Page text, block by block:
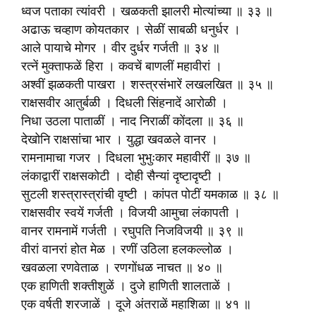
ध्वज पताका त्यांवरी । खळकती झालरी मोत्यांच्या ॥ ३३ ॥
अढाऊ चव्हाण कोयतकार । सेळीं साबळी धनुर्धर ।
आले पायाचे मोगर । वीर दुर्धर गर्जती ॥ ३४ ॥
रत्‍नें मुक्ताफळें हिरा । कवचें बाणलीं महावीरां ।
अश्वीं झळकती पाखरा । शस्त्रसंभारें लखलखित ॥ ३५ ॥
राक्षसवीर आतुर्बळी । दिधली सिंहनादें आरोळी ।
निधा उठला पाताळीं । नाद निराळीं कोंदला ॥ ३६ ॥
देखोनि राक्षसांचा भार । युद्धा खवळले वानर ।
रामनामाचा गजर । दिधला भुभुःकार महावीरीं ॥ ३७ ॥
लंकाद्वारीं राक्षसकोटी । दोही सैन्यां दृष्टादृष्टी ।
सुटली शस्त्रास्त्रांची वृष्टी । कांपत पोटीं यमकाळ ॥ ३८ ॥
राक्षसवीर स्वयें गर्जती । विजयी आमुचा लंकापती ।
वानर रामनामें गर्जती । रघुपति निजविजयी ॥ ३९ ॥
वीरां वानरां होत मेळ । रणीं उठिला हलकल्लोळ ।
खवळला रणवेताळ । रणगोंधळ नाचत ॥ ४० ॥
एक हाणिती शक्तीशुळें । दुजे हाणिती शालताळें ।
एक वर्षती शरजाळें । दूजे अंतराळें महाशिळा ॥ ४१ ॥